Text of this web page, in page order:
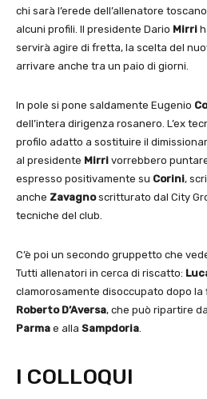
chi sarà l’erede dell’allenatore
alcuni profili. Il presidente Dario Mirri
servirà agire di fretta, la scelta del
arrivare anche tra un paio di giorni.
In pole si pone saldamente Eugenio
dell’intera dirigenza rosanero. L’ex
profilo adatto a sostituire il
al presidente Mirri vorrebbero
espresso positivamente su Corini,
anche Zavagnoscritturato dal City
tecniche del club.
C’è poi un secondo gruppetto che
Tutti allenatori in cerca di riscatto:
clamorosamente disoccupato dopo la
Roberto D’Aversa, che può ripartire
Parma e alla Sampdoria.
I COLLOQUI